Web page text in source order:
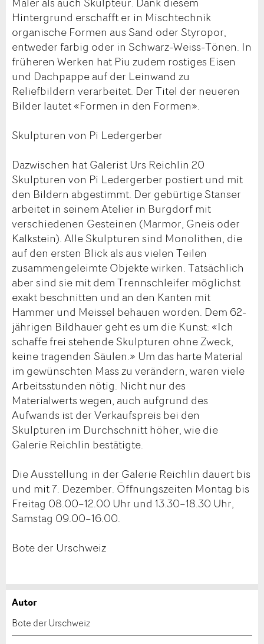
Hintergrund erschafft er in Mischtechnik
organische Formen aus Sand oder Styropor,
entweder farbig oder in Schwarz-Weiss-Tönen. In
früheren Werken hat Piu zudem rostiges Eisen
und Dachpappe auf der Leinwand zu
Reliefbildern verarbeitet. Der Titel der neueren
Bilder lautet «Formen in den Formen».
Skulpturen von Pi Ledergerber
Dazwischen hat Galerist Urs Reichlin 20
Skulpturen von Pi Ledergerber postiert und mit
den Bildern abgestimmt. Der gebürtige Stanser
arbeitet in seinem Atelier in Burgdorf mit
verschiedenen Gesteinen (Marmor, Gneis oder
Kalkstein). Alle Skulpturen sind Monolithen, die
auf den ersten Blick als aus vielen Teilen
zusammengeleimte Objekte wirken. Tatsächlich
aber sind sie mit dem Trennschleifer möglichst
exakt beschnitten und an den Kanten mit
Hammer und Meissel behauen worden. Dem 62-
jährigen Bildhauer geht es um die Kunst: «Ich
schaffe frei stehende Skulpturen ohne Zweck,
keine tragenden Säulen.» Um das harte Material
im gewünschten Mass zu verändern, waren viele
Arbeitsstunden nötig. Nicht nur des
Materialwerts wegen, auch aufgrund des
Aufwands ist der Verkaufspreis bei den
Skulpturen im Durchschnitt höher, wie die
Galerie Reichlin bestätigte.
Die Ausstellung in der Galerie Reichlin dauert bis
und mit 7. Dezember. Öffnungszeiten Montag bis
Freitag 08.00–12.00 Uhr und 13.30–18.30 Uhr,
Samstag 09.00–16.00.
Bote der Urschweiz
Anzeige beanstanden
Anzeige weiterempfehlen
Autor
Bote der Urschweiz